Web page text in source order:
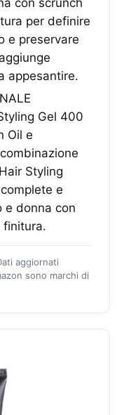
con scrunch
per definire
e preservare
appesantire.
Gel 400
Oil e
Styling
e
e donna con
finitura.
aggiornati
sono marchi di